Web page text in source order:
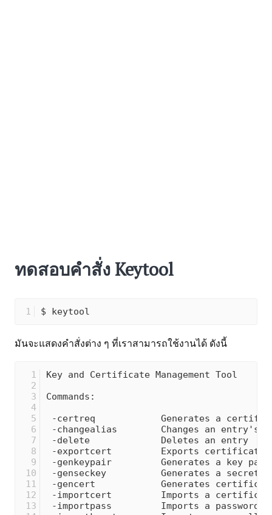
ทดสอบคำสั่ง Keytool
$ keytool
มันจะแสดงคำสั่งต่าง ๆ ที่เราสามารถใช้งานได้ ดังนี้
Key and Certificate
-certreq            Generates
-changealias
-delete
-exportcert
-genkeypair
-genseckey
-gencert            Generates
-importcert         Imports a
-importpass